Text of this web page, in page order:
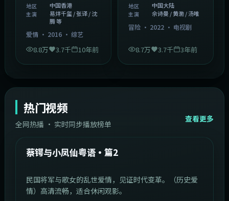
地区 中国香港
主演
易烊千玺 / 张译 / 沈
腾 等
爱情· 2016· 综艺
8.8万 3.7千 10年前
地区 中国大陆
主演 佘诗曼 / 黄渤 / 汤唯
冒险· 2022· 电视剧
8.7万 3.7千 3年前
热门视频
全网热播 · 实时同步播放榜单
查看更多
热门
韩国 44:14
蔡锷与小凤仙粤语·篇2
民国将军与歌女的乱世爱情，见证时代变革。（历史爱
情）高清流畅，适合休闲观影。